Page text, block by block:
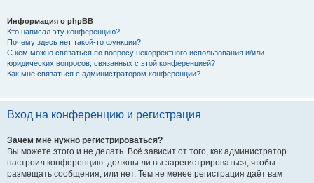
Информация о phpBB
Кто написал эту конференцию?
Почему здесь нет такой-то функции?
С кем можно связаться по вопросу некорректного использования и/или
юридических вопросов, связанных с этой конференцией?
Как мне связаться с администратором конференции?
Вход на конференцию и регистрация
Зачем мне нужно регистрироваться?
Вы можете этого и не делать. Всё зависит от того, как администратор
настроил конференцию: должны ли вы зарегистрироваться, чтобы
размещать сообщения, или нет. Тем не менее регистрация даёт вам